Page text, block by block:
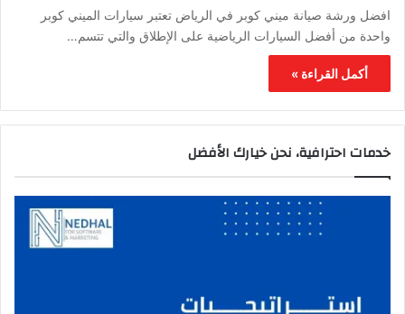
افضل ورشة صيانة ميني كوبر في الرياض تعتبر سيارات الميني كوبر
واحدة من أفضل السيارات الرياضية على الإطلاق والتي تتسم…
أكمل القراءة »
خدمات احترافية، نحن خيارك الأفضل